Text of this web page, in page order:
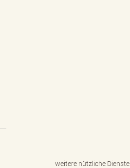
weitere nützliche Dienste